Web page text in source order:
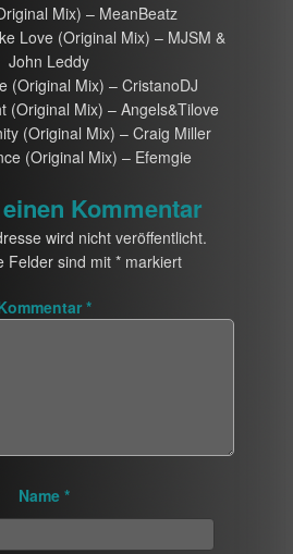
Mix) – MeanBeatz
Love (Original Mix) – MJSM &
John Leddy
(Original Mix) – CristanoDJ
(Original Mix) – Angels&Tilove
(Original Mix) – Craig Miller
(Original Mix) – Efemgie
Kommentar
wird nicht veröffentlicht.
Felder sind mit* markiert
*
Name *